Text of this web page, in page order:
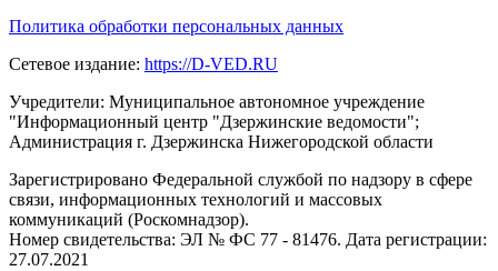
Политика обработки персональных данных
Сетевое издание: https://D-VED.RU
Учредители: Муниципальное автономное учреждение
"Информационный центр "Дзержинские ведомости";
Администрация г. Дзержинска Нижегородской области
Зарегистрировано Федеральной службой по надзору в сфере
связи, информационных технологий и массовых
коммуникаций (Роскомнадзор).
Номер свидетельства: ЭЛ № ФС 77 - 81476. Дата регистрации:
27.07.2021